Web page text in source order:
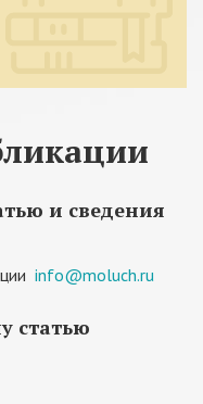
и сведения
info@moluch.ru
статью